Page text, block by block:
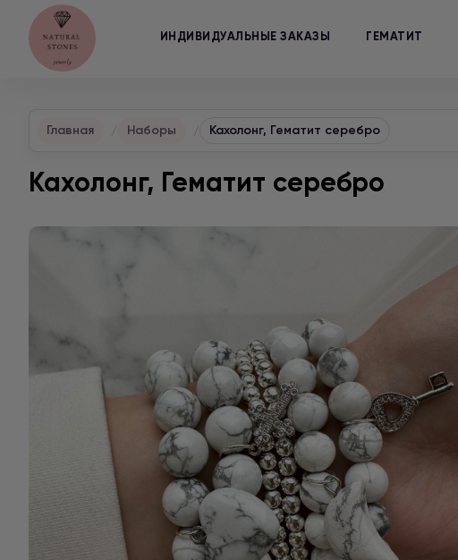
ИНДИВИДУАЛЬНЫЕ ЗАКАЗЫ ГЕМАТИТ
Главная Наборы Кахолонг, Гематит серебро
Кахолонг, Гематит серебро